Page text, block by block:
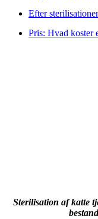
Efter
Pris: Hvad koster
Sterilisation af katte